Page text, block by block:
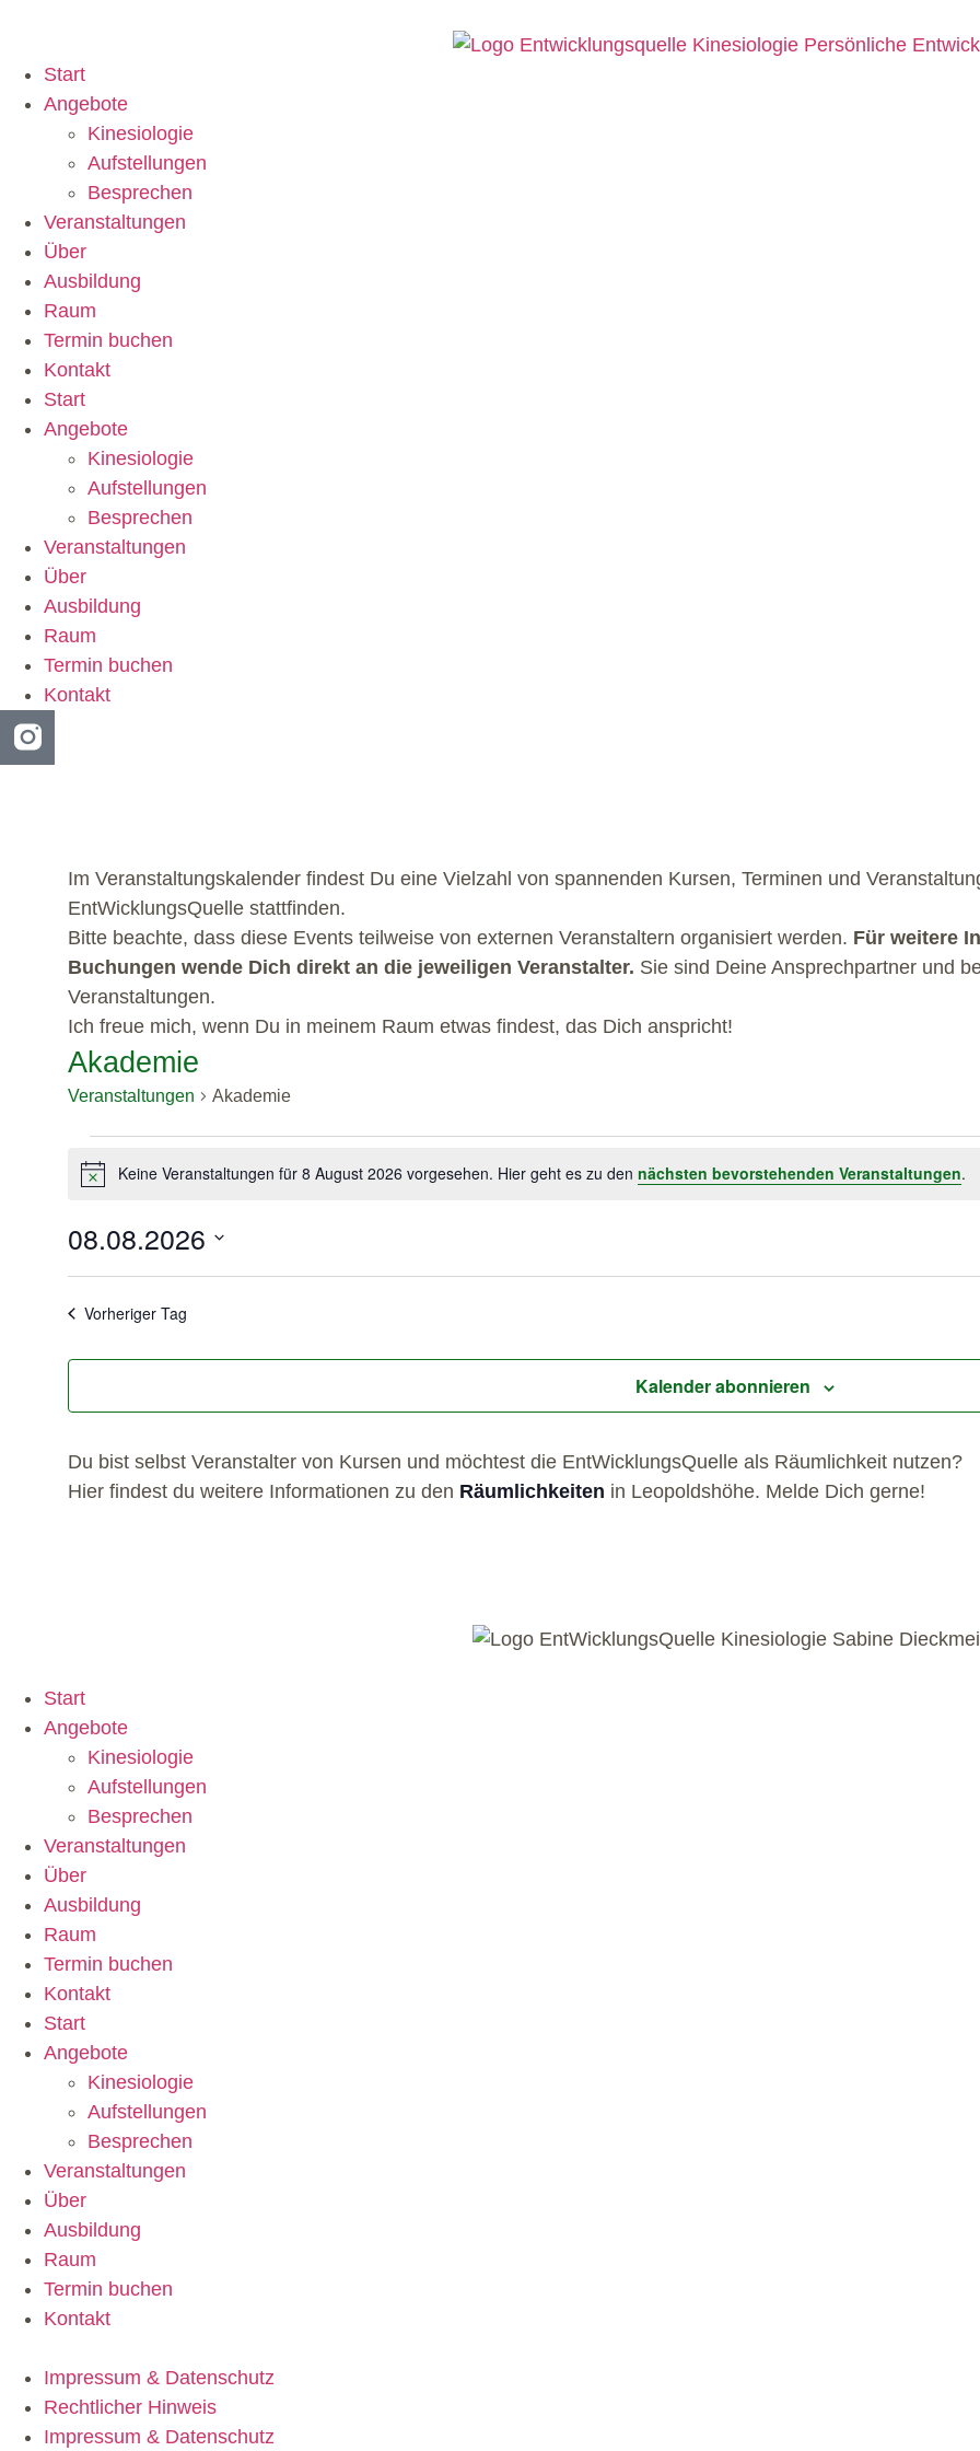
Start
Angebote
Kinesiologie
Aufstellungen
Besprechen
Veranstaltungen
Über
Ausbildung
Raum
Termin buchen
Kontakt
Start
Angebote
Kinesiologie
Aufstellungen
Besprechen
Veranstaltungen
Über
Ausbildung
Raum
Termin buchen
Kontakt
Im Veranstaltungskalender findest Du eine Vielzahl von spannenden Kursen, Terminen und
EntWicklungsQuelle stattfinden.
Bitte beachte, dass diese Events teilweise von externen Veranstaltern organisiert werden. Für weitere
Buchungen wende Dich direkt an die jeweiligen Veranstalter. Sie sind Deine Ansprechpartner und
Veranstaltungen.
Ich freue mich, wenn Du in meinem Raum etwas findest, das Dich anspricht!
Akademie
Veranstaltungen Akademie
HinweisKeine Veranstaltungen für 8 August 2026 vorgesehen. Hier geht es zu den nächsten bevorstehenden Veranstaltungen.
08.08.2026
Vorheriger Tag
Kalender abonnieren
Du bist selbst Veranstalter von Kursen und möchtest die EntWicklungsQuelle als Räumlichkeit nutzen?
Hier findest du weitere Informationen zu den Räumlichkeiten in Leopoldshöhe. Melde Dich gerne!
Start
Angebote
Kinesiologie
Aufstellungen
Besprechen
Veranstaltungen
Über
Ausbildung
Raum
Termin buchen
Kontakt
Start
Angebote
Kinesiologie
Aufstellungen
Besprechen
Veranstaltungen
Über
Ausbildung
Raum
Termin buchen
Kontakt
Impressum & Datenschutz
Rechtlicher Hinweis
Impressum & Datenschutz